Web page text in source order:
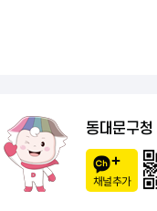
이
지
동대문구청
채널추가